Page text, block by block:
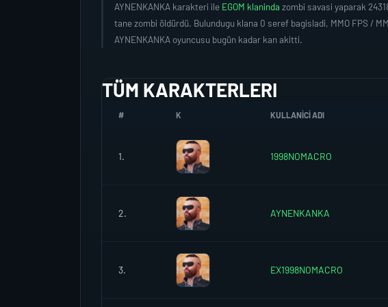
AYNENKANKA karakteri ile EGOM klaninda zombi savasi yaparak
tane zombi öldürdü. Bulundugu klana 0 seref bagisladi, MMO FPS /
AYNENKANKA oyuncusu bugün kadar kan akitti.
TÜM KARAKTERLERI
# K KULLANICI ADI
1. 1998NOMACRO
2. AYNENKANKA
3. EX1998NOMACRO